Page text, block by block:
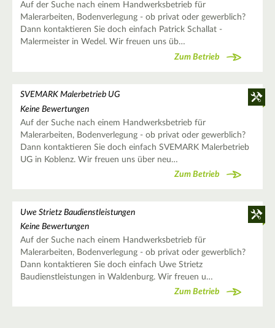
Auf der Suche nach einem Handwerksbetrieb für
Malerarbeiten, Bodenverlegung - ob privat oder gewerblich?
Dann kontaktieren Sie doch einfach Patrick Schallat -
Malermeister in Wedel. Wir freuen uns üb…
Zum Betrieb
SVEMARK Malerbetrieb UG
Keine Bewertungen
Auf der Suche nach einem Handwerksbetrieb für
Malerarbeiten, Bodenverlegung - ob privat oder gewerblich?
Dann kontaktieren Sie doch einfach SVEMARK Malerbetrieb
UG in Koblenz. Wir freuen uns über neu…
Zum Betrieb
Uwe Strietz Baudienstleistungen
Keine Bewertungen
Auf der Suche nach einem Handwerksbetrieb für
Malerarbeiten, Bodenverlegung - ob privat oder gewerblich?
Dann kontaktieren Sie doch einfach Uwe Strietz
Baudienstleistungen in Waldenburg. Wir freuen u…
Zum Betrieb